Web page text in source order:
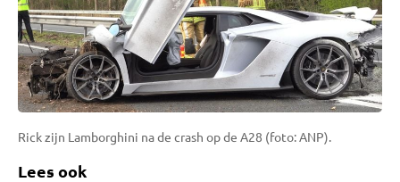
Rick zijn Lamborghini na de crash op de A28 (foto: ANP).
Lees ook